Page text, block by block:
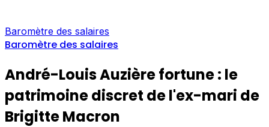
Baromètre des salaires
Baromètre des salaires
André-Louis Auzière fortune : le
patrimoine discret de l'ex-mari de
Brigitte Macron